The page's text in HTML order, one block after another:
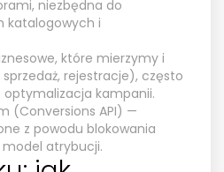
niezbędna do
katalogowych i
które mierzymy i
rejestracje), często
optymalizacja kampanii.
(Conversions API) —
z powodu blokowania
atrybucji.